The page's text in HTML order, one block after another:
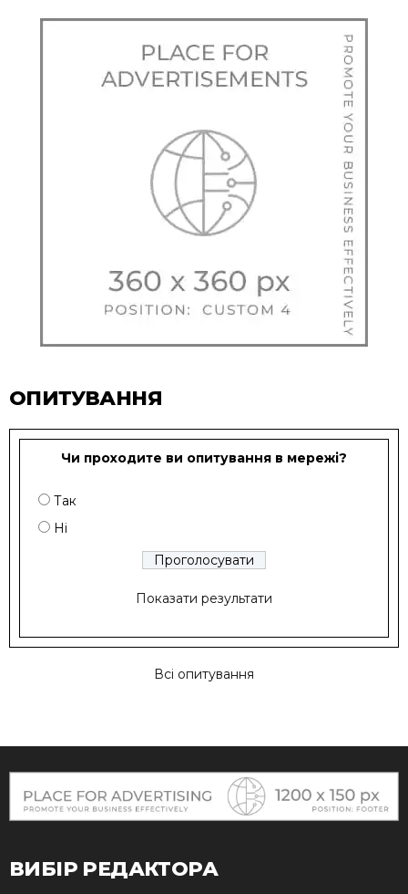
ОПИТУВАННЯ
Чи проходите ви опитування в мережі?
Так
Ні
Показати результати
Всі опитування
ВИБІР РЕДАКТОРА